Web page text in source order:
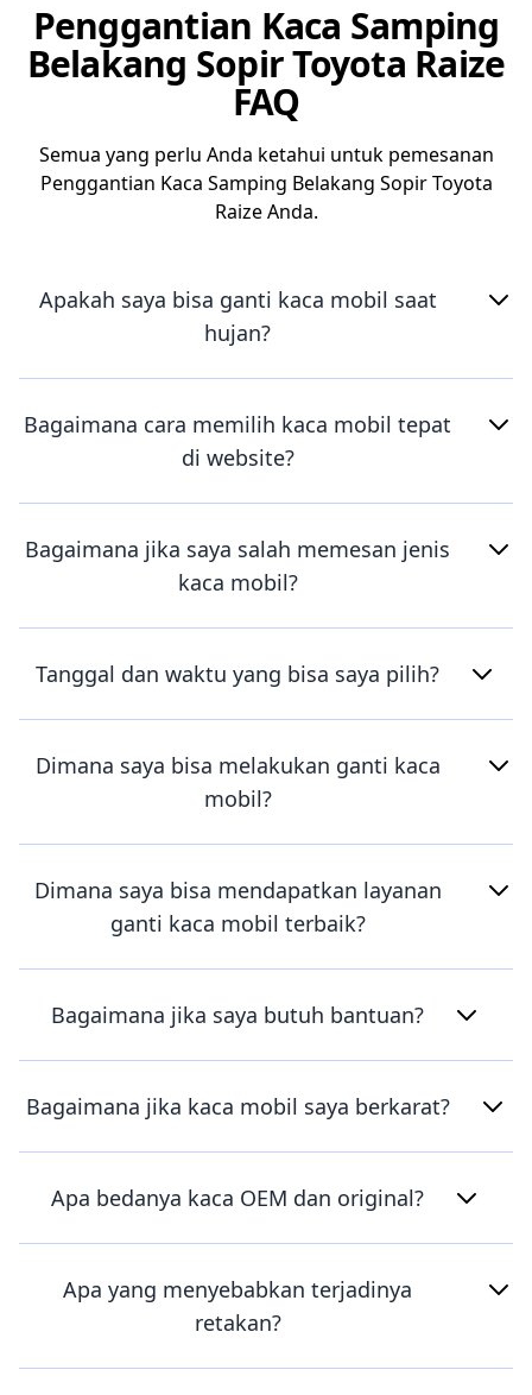
Penggantian Kaca Samping
Belakang Sopir Toyota Raize
FAQ
Semua yang perlu Anda ketahui untuk pemesanan
Penggantian Kaca Samping Belakang Sopir Toyota
Raize Anda.
Apakah saya bisa ganti kaca mobil saat
hujan?
Bagaimana cara memilih kaca mobil tepat
di website?
Bagaimana jika saya salah memesan jenis
kaca mobil?
Tanggal dan waktu yang bisa saya pilih?
Dimana saya bisa melakukan ganti kaca
mobil?
Dimana saya bisa mendapatkan layanan
ganti kaca mobil terbaik?
Bagaimana jika saya butuh bantuan?
Bagaimana jika kaca mobil saya berkarat?
Apa bedanya kaca OEM dan original?
Apa yang menyebabkan terjadinya
retakan?